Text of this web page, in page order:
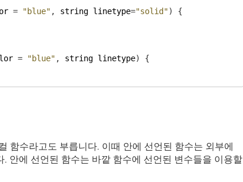
= "blue" , string linetype="solid")
{
= "blue" , string linetype)
{
함수라고도 부릅니다. 이때 안에 선언된 함수는 외부에
안에 선언된 함수는 바깥 함수에 선언된 변수들을 이용할